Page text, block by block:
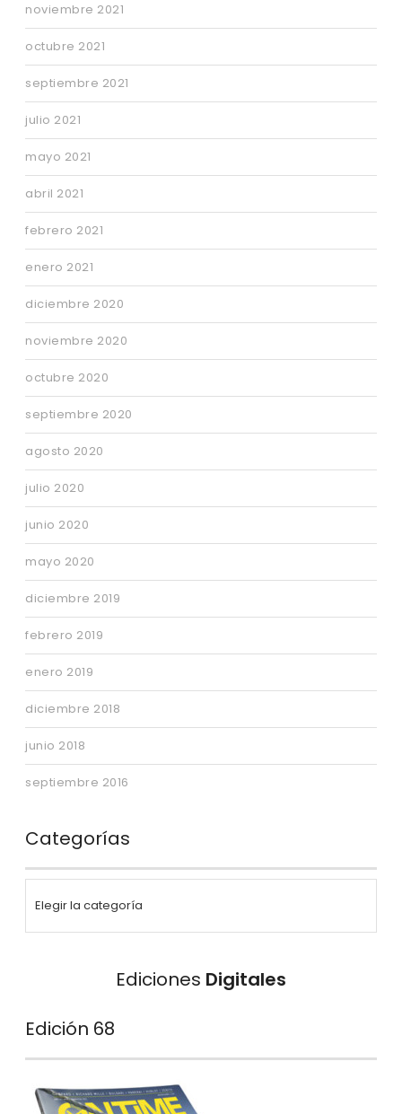
noviembre 2021
octubre 2021
septiembre 2021
julio 2021
mayo 2021
abril 2021
febrero 2021
enero 2021
diciembre 2020
noviembre 2020
octubre 2020
septiembre 2020
agosto 2020
julio 2020
junio 2020
mayo 2020
diciembre 2019
febrero 2019
enero 2019
diciembre 2018
junio 2018
septiembre 2016
Categorías
Ediciones Digitales
Edición 68